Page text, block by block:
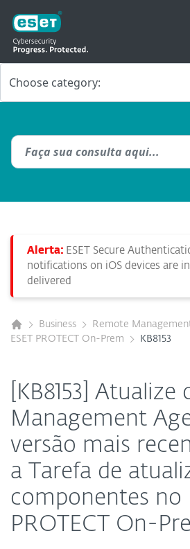
Alerta: ESET Secure
notifications on iOS devices are
delivered
Business
Remote
ESET PROTECT On-Prem
KB8153
[KB8153] Atualize
Management
versão mais
a Tarefa de
componentes no
PROTECT On-